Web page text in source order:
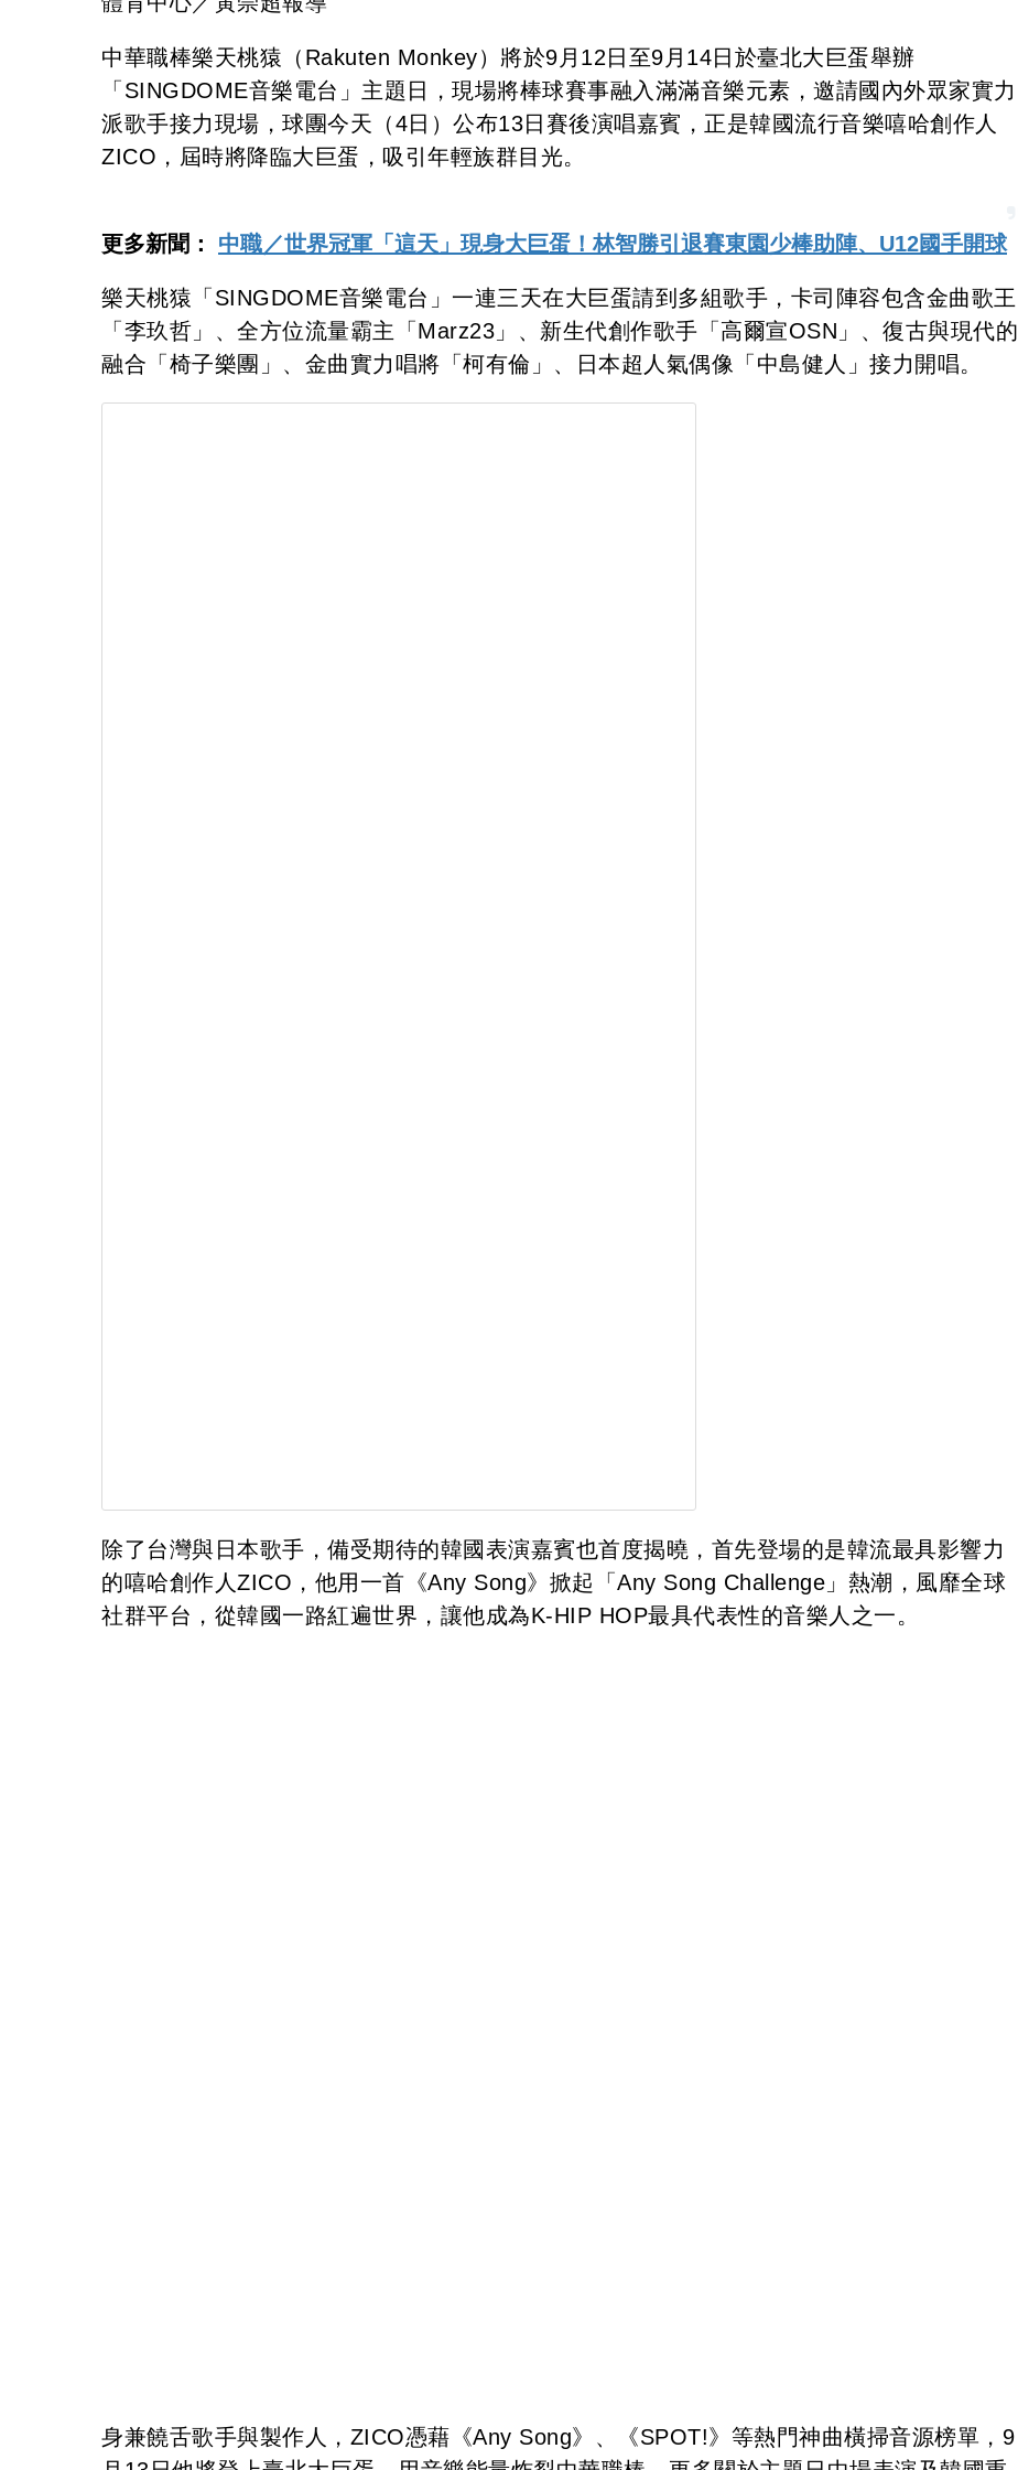
中華職棒樂天桃猿（Rakuten Monkey）將於9月12日至9月14日於臺北大巨蛋舉辦
「SINGDOME音樂電台」主題日，現場將棒球賽事融入滿滿音樂元素，邀請國內外眾家實力
派歌手接力現場，球團今天（4日）公布13日賽後演唱嘉賓，正是韓國流行音樂嘻哈創作人
ZICO，屆時將降臨大巨蛋，吸引年輕族群目光。
更多新聞： 中職／世界冠軍「這天」現身大巨蛋！林智勝引退賽東園少棒助陣、U12國手開球
樂天桃猿「SINGDOME音樂電台」一連三天在大巨蛋請到多組歌手，卡司陣容包含金曲歌王
「李玖哲」、全方位流量霸主「Marz23」、新生代創作歌手「高爾宣OSN」、復古與現代的
融合「椅子樂團」、金曲實力唱將「柯有倫」、日本超人氣偶像「中島健人」接力開唱。
除了台灣與日本歌手，備受期待的韓國表演嘉賓也首度揭曉，首先登場的是韓流最具影響力
的嘻哈創作人ZICO，他用一首《Any Song》掀起「Any Song Challenge」熱潮，風靡全球
社群平台，從韓國一路紅遍世界，讓他成為K-HIP HOP最具代表性的音樂人之一。
身兼饒舌歌手與製作人，ZICO憑藉《Any Song》、《SPOT!》等熱門神曲橫掃音源榜單，9